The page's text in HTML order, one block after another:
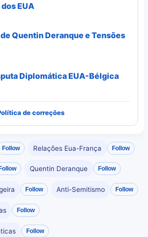
EUA
Quentin Deranque e Tensões
Diplomática EUA-Bélgica
de correções
Follow Relações Eua-França Follow
Follow Quentin Deranque Follow
Follow Anti-Semitismo Follow
Follow
Follow